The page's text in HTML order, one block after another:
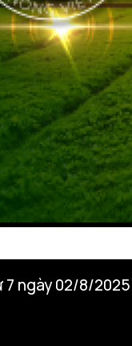
ngày 02/8/2025